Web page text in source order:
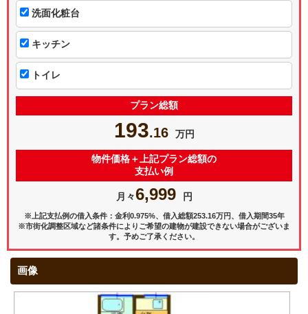
洗面化粧台
キッチン
トイレ
プラン総額
193.16 万円
物件価格＋上記プラン総額の
支払い例
月々6,999 円
※上記支払例の借入条件：金利0.975%、借入総額253.16万円、借入期間35年
※市街化調整区域など諸条件によりご希望の建物が建設できない場合がございま
す。予めご了承ください。
画像